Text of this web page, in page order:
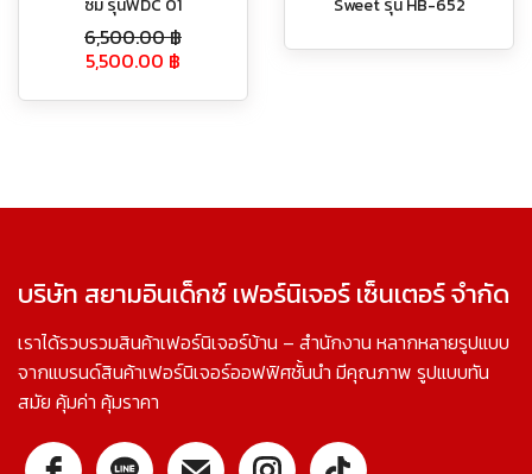
ซม รุ่นWDC 01
6,500.00฿
5,500.00 ฿
Sweet รุ่น HB-652
บริษัท สยามอินเด็กซ์ เฟอร์นิเจอร์ เซ็นเตอร์ จำกัด
เราได้รวบรวมสินค้าเฟอร์นิเจอร์บ้าน – สำนักงาน หลากหลายรูปแบบ
จากแบรนด์สินค้าเฟอร์นิเจอร์ออฟฟิศชั้นนำ มีคุณภาพ รูปแบบทัน
สมัย คุ้มค่า คุ้มราคา